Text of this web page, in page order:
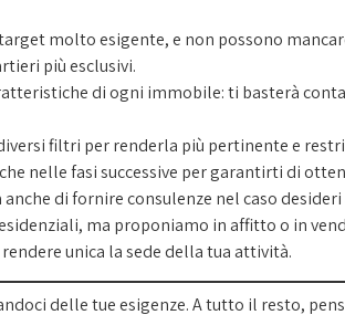
molto esigente, e non possono
più esclusivi.
di ogni immobile: ti basterà
filtri per renderla più pertinente e
nelle fasi successive per garantirti di
di fornire consulenze nel caso
ma proponiamo in affitto o in
unica la sede della tua attività.
delle tue esigenze. A tutto il resto,